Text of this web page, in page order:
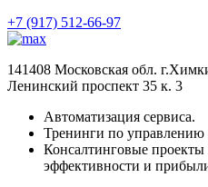
+7 (917) 512-66-97
141408 Московская обл.
Ленинский проспект 35 к. 3
Автоматизация сервиса.
Тренинги по управлению
Консалтинговые
эффективности и